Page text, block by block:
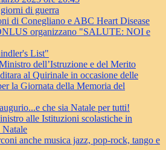
di guerra
di Conegliano e ABC Heart Disease
organizzano "SALUTE: NOI e
List"
dell’Istruzione e del Merito
al Quirinale in occasione delle
la Giornata della Memoria del
che sia Natale per tutti!
alle Istituzioni scolastiche in
Natale
anche musica jazz, pop-rock, tango e